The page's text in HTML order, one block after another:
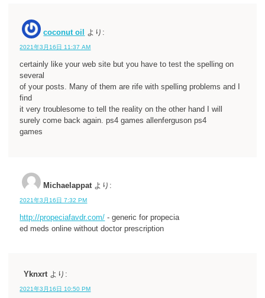
coconut oil より:
2021年3月16日 11:37 AM
certainly like your web site but you have to test the spelling on
several
of your posts. Many of them are rife with spelling problems and I
find
it very troublesome to tell the reality on the other hand I will
surely come back again. ps4 games allenferguson ps4
games
Michaelappat より:
2021年3月16日 7:32 PM
http://propeciafavdr.com/ - generic for propecia
ed meds online without doctor prescription
Yknxrt より:
2021年3月16日 10:50 PM